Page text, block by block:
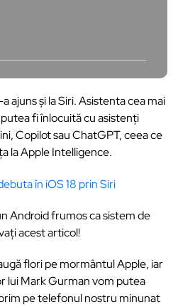
ajuns și la Siri. Asistenta cea mai
fi înlocuită cu asistenți
Copilot sau ChatGPT, ceea ce
la Apple Intelligence.
Android frumos ca sistem de
acest articol!
flori pe mormântul Apple, iar
lui Mark Gurman vom putea
pe telefonul nostru minunat